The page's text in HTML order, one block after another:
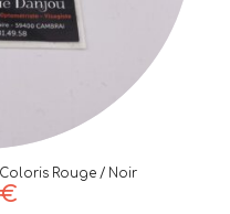
Rouge / Noir
€